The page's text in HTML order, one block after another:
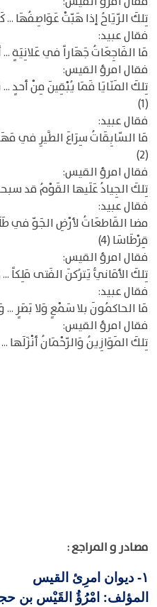
تِلكَ الرّيَاحُ إذا هَبّتْ عَوَاصِفُهَا ...
فقال عبيد:
مَا الفَاجِعَاتُ جَهَاراً في عَلانِيَةٍ
فقال امرؤ القيس:
تِلكَ المَنَايَا فَمَا يُبْقِينَ مِنْ أحدٍ
(1)
فقال عبيد:
مَا السّابِقَاتُ سِرَاعَ الطَّيرِ في
(2)
فقال امرؤ القيس:
تِلكَ الجِيادُ عَلَيها القَوْمُ قد
فقال عبيد:
مضا القَاطعَاتُ لأرْضِ الجَوّ في
قِرْطَاسَا (4)
فقال امرؤ القيس:
تِلكَ الأمَانيُّ يَترُكنَ الفَتى مَلِكاً
فقال عبيد:
مَا الحاكمُونَ بلا سَمْعٍ وَلا بَصَرٍ
فقال امرؤ القيس:
تِلكَ المَوَازِينُ وَالرّحْمَانُ أنْزَلَها
مصادر و المراجع :
١-
ديوان امرِئ القيس
المؤلف: امْرُؤُ القَيْس بن